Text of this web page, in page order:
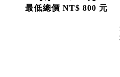
最低總價 NT$ 800 元